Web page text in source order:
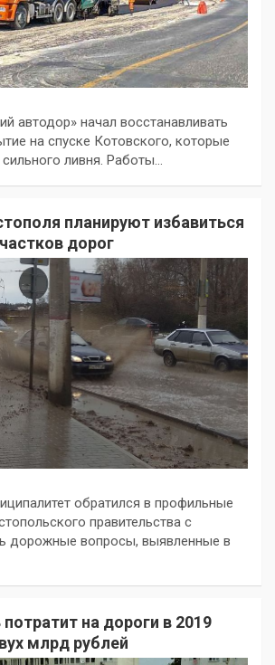
автодор» начал восстанавливать
на спуске Котовского, которые
ливня. Работы…
планируют избавиться
дорог
обратился в профильные
правительства с
дорожные вопросы, выявленные в
на дороги в 2019
млрд рублей